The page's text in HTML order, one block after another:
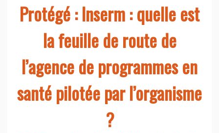
Protégé : Inserm : quelle est
la feuille de route de
l’agence de programmes en
santé pilotée par l’organisme
?